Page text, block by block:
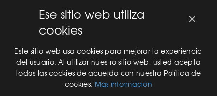
EMPEZANDO
Nuevo en GLI
Nuevo Software
Una Nueva Máquina
Modificaciones al Software
Modificaciones al Hardware
×
Ese sitio web utiliza
cookies
Este sitio web usa cookies para mejorar la experiencia
del usuario. Al utilizar nuestro sitio web, usted acepta
todas las cookies de acuerdo con nuestra Política de
cookies. Más información